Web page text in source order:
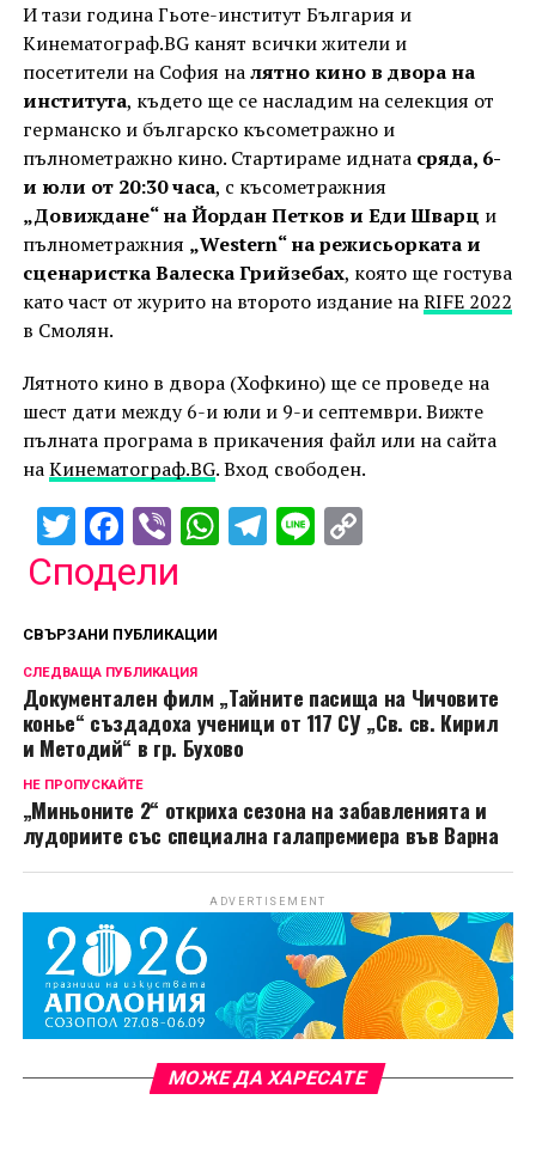
И тази година Гьоте-институт България и
Кинематограф.BG канят всички жители и
посетители на София налятно кино в двора на
института, където ще се насладим на селекция от
германско и българско късометражно и
пълнометражно кино. Стартираме идната сряда, 6-
и юли от 20:30 часа, с късометражния
„Довиждане“ на Йордан Петков и Еди Шварц и
пълнометражния „Western“ на режисьорката и
сценаристка Валеска Грийзебах, която ще гостува
като част от журито на второто издание наRIFE 2022
в Смолян.
Лятното кино в двора (Хофкино) ще се проведе на
шест дати между 6-и юли и 9-и септември. Вижте
пълната програма в прикачения файл или на сайта
наКинематограф.BG.Вход свободен.
Twitter
Facebook
ViberWhatsApp
Telegram
LineCopy
Сподели
СВЪРЗАНИ ПУБЛИКАЦИИ
СЛЕДВАЩА ПУБЛИКАЦИЯ
Документален филм „Тайните пасища на Чичовите
конье“ създадоха ученици от 117 СУ „Св. св. Кирил
и Методий“ в гр. Бухово
НЕ ПРОПУСКАЙТЕ
„Миньоните 2“ откриха сезона на забавленията и
лудориите със специална галапремиера във Варна
ADVERTISEMENT
МОЖЕ ДА ХАРЕСАТЕ